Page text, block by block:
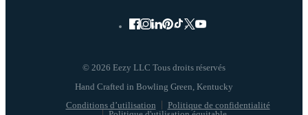
© 2026 Eezy LLC Tous droits réservés
Conditions d’utilisation
Politique de confidentialité